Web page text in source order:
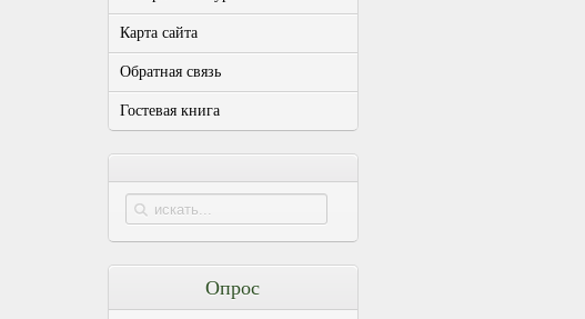
Карта сайта
Обратная связь
Гостевая книга
Опрос